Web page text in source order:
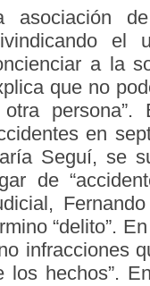
asociación
el
a la
que no
persona”.
en
Seguí, se
de
“delito”.
infracciones
los hechos”.